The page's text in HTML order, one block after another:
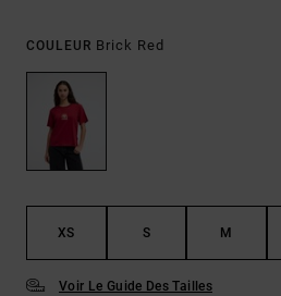
COULEUR Brick Red
XS S M
Voir Le Guide Des Tailles